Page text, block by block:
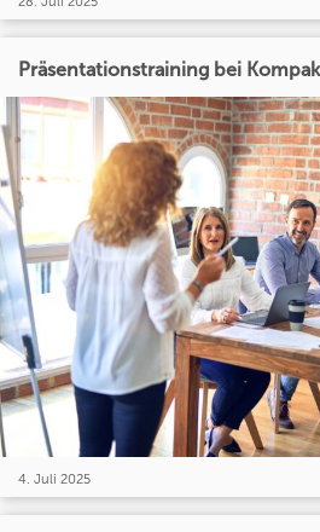
Präsentationstraining bei
4. Juli 2025